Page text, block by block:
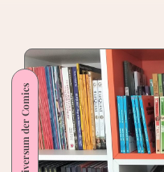
Universum der Comics